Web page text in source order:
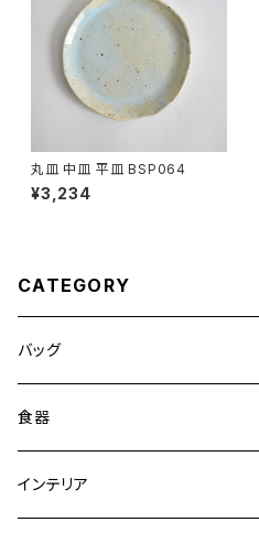
丸皿 中皿 平皿 BSP064
¥3,234
CATEGORY
バッグ
トートバッグ
ショルダーバッグ
食器
大皿
インテリア